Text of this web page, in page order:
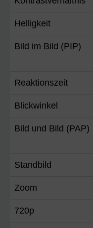
Helligkeit
Bild im Bild (PIP)
Reaktionszeit
Blickwinkel
Bild und Bild (PAP)
Standbild
Zoom
720p